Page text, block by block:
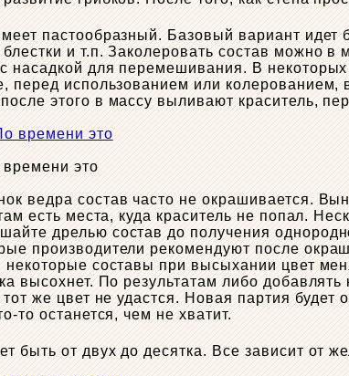
пастообразный. Базовый вариант
и т.п. Заколеровать состав можно в
насадкой для перемешивания. В
перед использованием или
этого в массу выливают краситель,
это
ведра состав часто не окрашивается.
есть места, куда краситель не попал.
дрелью состав до получения
производители рекомендуют после
некоторые составы при высыхании цвет
высохнет. По результатам либо
же цвет не удастся. Новая партия
то останется, чем не хватит.
от двух до десятка. Все зависит от